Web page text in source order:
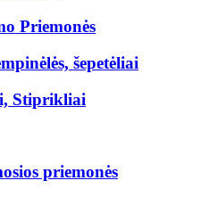
Priemonės
šepetėliai
Stiprikliai
priemonės